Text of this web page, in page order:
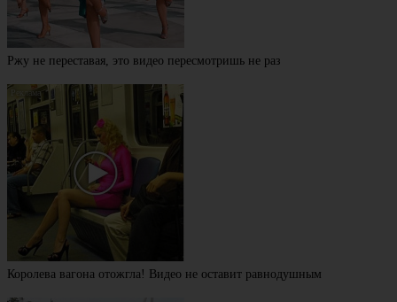
Ржу не переставая, это видео пересмотришь не раз
Королева вагона отожгла! Видео не оставит равнодушным